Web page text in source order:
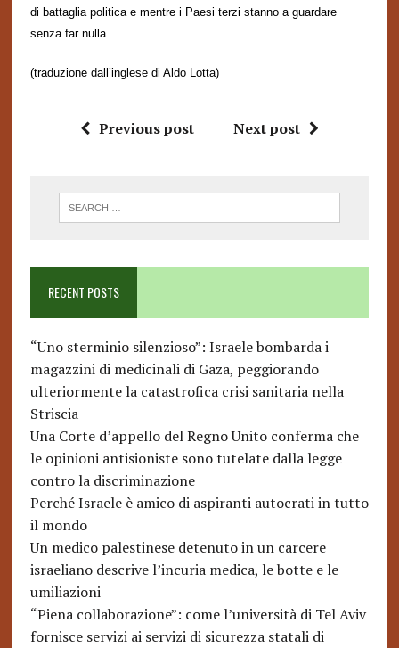
di battaglia politica e mentre i Paesi terzi stanno a guardare
senza far nulla.
(traduzione dall’inglese di Aldo Lotta)
Previous post Next post
RECENT POSTS
“Uno sterminio silenzioso”: Israele bombarda i
magazzini di medicinali di Gaza, peggiorando
ulteriormente la catastrofica crisi sanitaria nella
Striscia
Una Corte d’appello del Regno Unito conferma che
le opinioni antisioniste sono tutelate dalla legge
contro la discriminazione
Perché Israele è amico di aspiranti autocrati in tutto
il mondo
Un medico palestinese detenuto in un carcere
israeliano descrive l’incuria medica, le botte e le
umiliazioni
“Piena collaborazione”: come l’università di Tel Aviv
fornisce servizi ai servizi di sicurezza statali di